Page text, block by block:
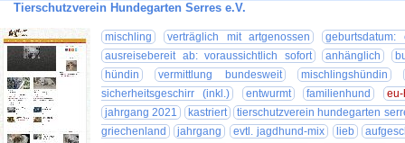
Tierschutzverein Hundegarten Serres e.V.
mischling verträglich mit artgenossen
ausreisebereit ab: voraussichtlich sofort
anhänglich
hündin
vermittlung bundesweit
mischlingshündin
sicherheitsgeschirr (inkl.)
entwurmt familienhund
jahrgang 2021
kastriert
tierschutzverein hundegarten
griechenland
jahrgang evtl. jagdhund-mix lieb